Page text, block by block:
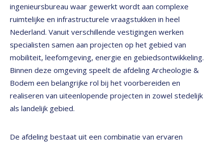
ingenieursbureau waar gewerkt wordt aan complexe
ruimtelijke en infrastructurele vraagstukken in heel
Nederland. Vanuit verschillende vestigingen werken
specialisten samen aan projecten op het gebied van
mobiliteit, leefomgeving, energie en gebiedsontwikkeling.
Binnen deze omgeving speelt de afdeling Archeologie &
Bodem een belangrijke rol bij het voorbereiden en
realiseren van uiteenlopende projecten in zowel stedelijk
als landelijk gebied.
De afdeling bestaat uit een combinatie van ervaren